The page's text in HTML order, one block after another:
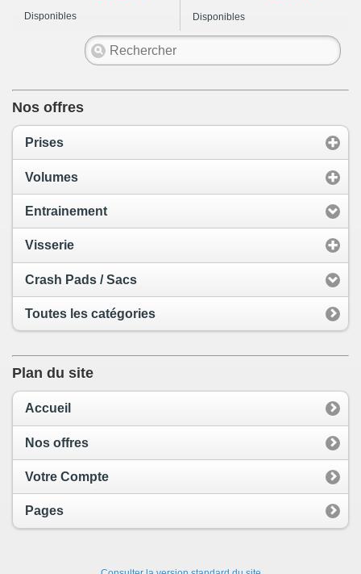
Disponibles Disponibles
Nos offres
Prises
Volumes
Entrainement
Visserie
Crash Pads / Sacs
Toutes les catégories
Plan du site
Accueil
Nos offres
Votre Compte
Pages